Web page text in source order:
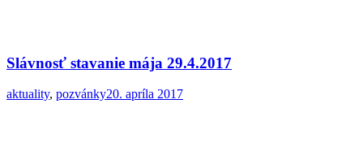
Slávnosť stavanie mája 29.4.2017
aktuality, pozvánky20. apríla 2017